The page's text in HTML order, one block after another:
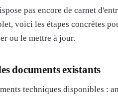
pas encore de carnet
voici les étapes concrètes
ou le mettre à jour.
documents existants
techniques disponibles :